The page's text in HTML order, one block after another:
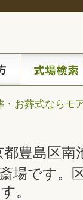
・お葬式ならモ
豊島区南
場です。
。